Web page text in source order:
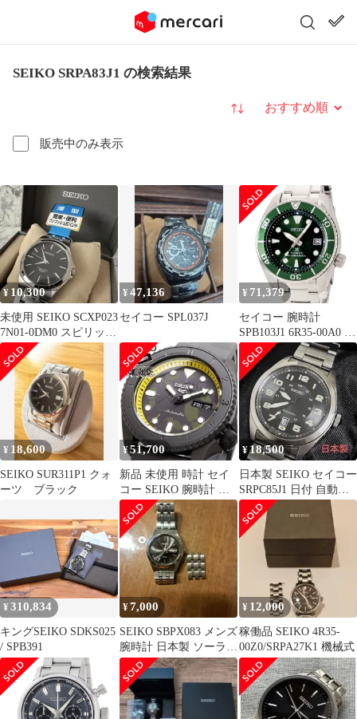
SEIKO SRPA83J1 の検索結果
販売中のみ表示
並び替え
¥ 10,300
未使用 SEIKO SCXP023
7N01-0DM0 スピリット
セイコー
¥47,136
セイコー SPL037J
¥ 71,379
セイコー 腕時計
SPB103J1 6R35-00A0 鑑
定済み ブランド
¥ 18,600
SEIKO SUR311P1 クォ
ーツ ブラック
¥51,700
新品 未使用 時計 セイ
コー SEIKO 腕時計 人
気 ウォッチ SRPH69
¥18,500
日本製 SEIKO セイコー
SRPC85J1 日付 自動巻
き 腕時計 黒
¥310,834
キングSEIKO SDKS025
/ SPB391
¥7,000
SEIKO SBPX083 メンズ
腕時計 日本製 ソーラー
充電式サファイアガラ
ス
¥ 12,000
稼働品 SEIKO 4R35-
00Z0/SRPA27K1 機械式